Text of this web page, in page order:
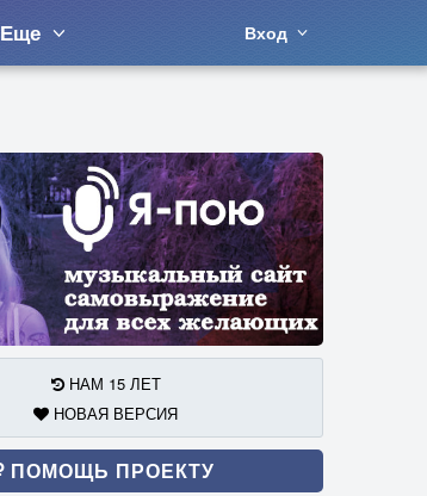
Еще Вход
НАМ 15 ЛЕТ
НОВАЯ ВЕРСИЯ
ПОМОЩЬ ПРОЕКТУ